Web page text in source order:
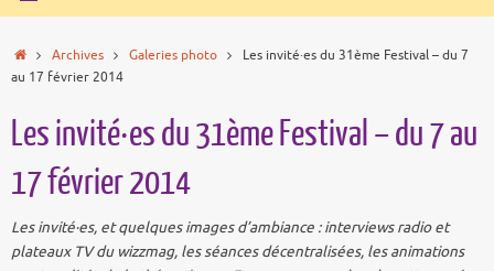
AccueilArchives Galeries photo
Les invité·es du 31ème Festival – du 7
au 17 février 2014
Les invité·es du 31ème Festival – du 7 au
17 février 2014
Les invité·es, et quelques images d’ambiance : interviews radio et
plateaux TV du wizzmag, les séances décentralisées, les animations